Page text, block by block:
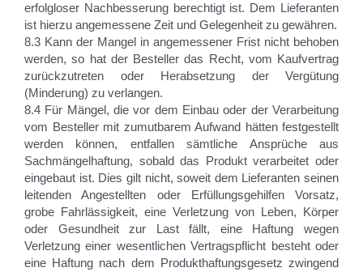
erfolgloser Nachbesserung berechtigt ist. Dem Lieferanten
ist hierzu angemessene Zeit und Gelegenheit zu gewähren.
8.3 Kann der Mangel in angemessener Frist nicht behoben
werden, so hat der Besteller das Recht, vom Kaufvertrag
zurückzutreten oder Herabsetzung der Vergütung
(Minderung) zu verlangen.
8.4 Für Mängel, die vor dem Einbau oder der Verarbeitung
vom Besteller mit zumutbarem Aufwand hätten festgestellt
werden können, entfallen sämtliche Ansprüche aus
Sachmängelhaftung, sobald das Produkt verarbeitet oder
eingebaut ist. Dies gilt nicht, soweit dem Lieferanten seinen
leitenden Angestellten oder Erfüllungsgehilfen Vorsatz,
grobe Fahrlässigkeit, eine Verletzung von Leben, Körper
oder Gesundheit zur Last fällt, eine Haftung wegen
Verletzung einer wesentlichen Vertragspflicht besteht oder
eine Haftung nach dem Produkthaftungsgesetz zwingend